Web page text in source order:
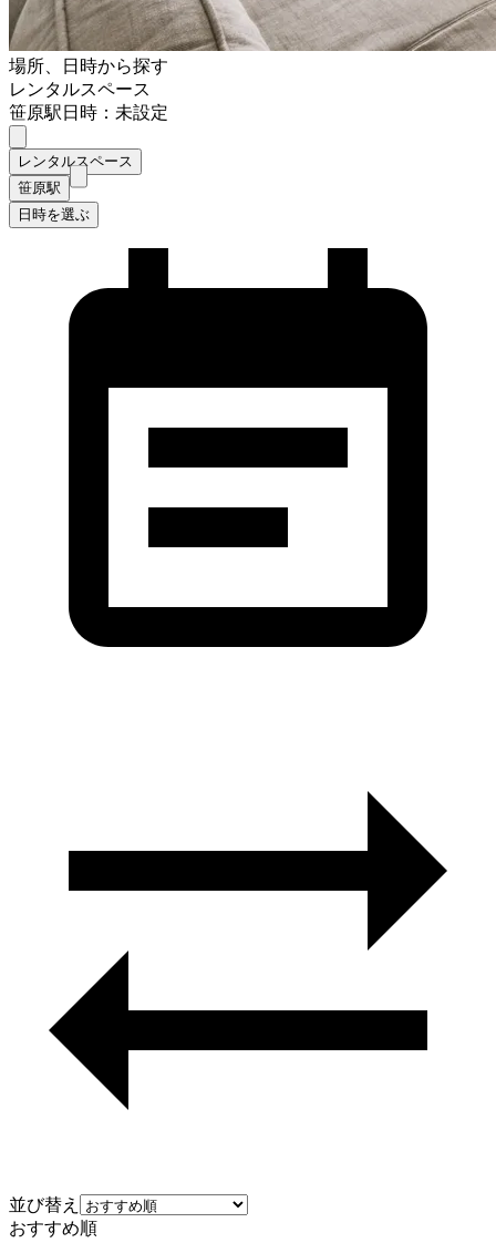
場所、日時から探す
レンタルスペース
笹原駅日時：未設定
レンタルスペース
笹原駅
日時を選ぶ
並び替え
おすすめ順